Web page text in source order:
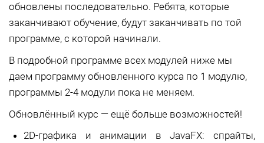
обновлены последовательно. Ребята, которые
заканчивают обучение, будут заканчивать по той
программе, с которой начинали.
В подробной программе всех модулей ниже мы
даем программу обновленного курса по 1 модулю,
программы 2-4 модули пока не меняем.
Обновлённый курс — ещё больше возможностей!
2D-графика и анимации в JavaFX: спрайты,